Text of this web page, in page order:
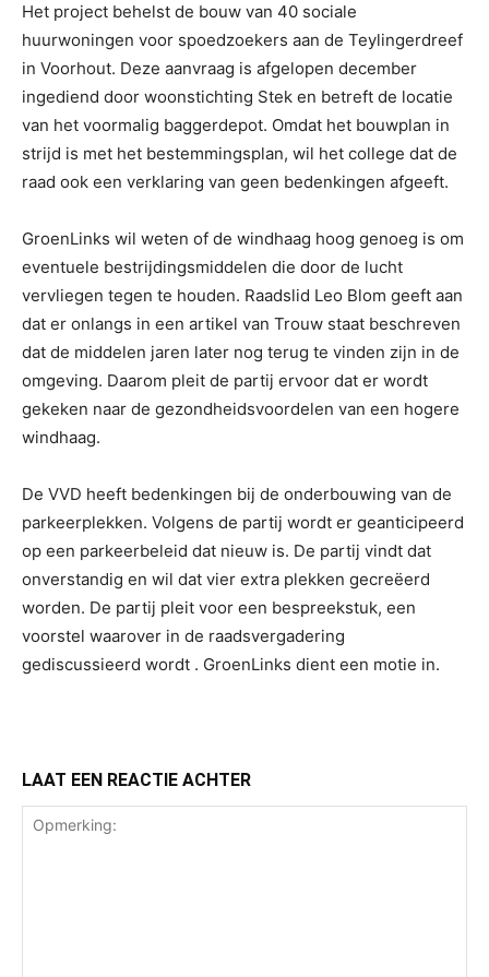
Het project behelst de bouw van 40 sociale
huurwoningen voor spoedzoekers aan de Teylingerdreef
in Voorhout. Deze aanvraag is afgelopen december
ingediend door woonstichting Stek en betreft de locatie
van het voormalig baggerdepot. Omdat het bouwplan in
strijd is met het bestemmingsplan, wil het college dat de
raad ook een verklaring van geen bedenkingen afgeeft.
GroenLinks wil weten of de windhaag hoog genoeg is om
eventuele bestrijdingsmiddelen die door de lucht
vervliegen tegen te houden. Raadslid Leo Blom geeft aan
dat er onlangs in een artikel van Trouw staat beschreven
dat de middelen jaren later nog terug te vinden zijn in de
omgeving. Daarom pleit de partij ervoor dat er wordt
gekeken naar de gezondheidsvoordelen van een hogere
windhaag.
De VVD heeft bedenkingen bij de onderbouwing van de
parkeerplekken. Volgens de partij wordt er geanticipeerd
op een parkeerbeleid dat nieuw is. De partij vindt dat
onverstandig en wil dat vier extra plekken gecreëerd
worden. De partij pleit voor een bespreekstuk, een
voorstel waarover in de raadsvergadering
gediscussieerd wordt . GroenLinks dient een motie in.
LAAT EEN REACTIE ACHTER